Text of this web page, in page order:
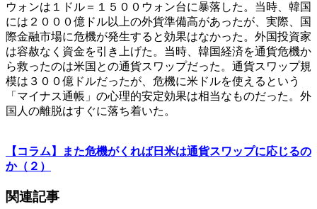
ウォンは１ドル＝１５００ウォン台に暴落した。当時、韓国
には２０００億ドル以上の外貨準備高があったが、実際、国
際金融市場に危機が発生すると効果はなかった。外国投資家
は容赦なく資金を引き上げた。当時、韓国経済を通貨危機か
ら救ったのは米国との通貨スワップだった。通貨スワップ規
模は３００億ドルだったが、危機に米ドルを使えるという
「マイナス通帳」の心理的安定効果は相当なものだった。外
国人の離脱はすぐに落ち着いた。
【コラム】また危機がくれば日米は通貨スワップに応じるの
か（２）
関連記事